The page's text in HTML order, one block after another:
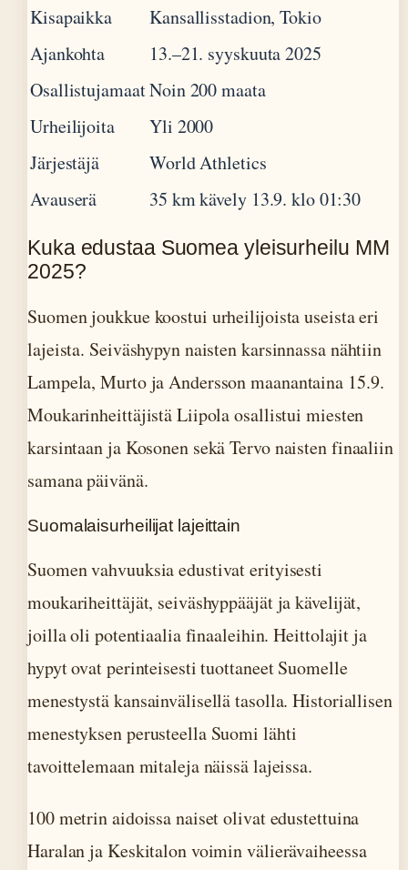
Kisapaikka
Kansallisstadion, Tokio
Ajankohta
13.–21. syyskuuta 2025
OsallistujamaatNoin 200 maata
Urheilijoita
Yli 2000
Järjestäjä
World Athletics
Avauserä
35 km kävely 13.9. klo 01:30
Kuka edustaa Suomea yleisurheilu MM
2025?
Suomen joukkue koostui urheilijoista useista eri
lajeista. Seiväshypyn naisten karsinnassa nähtiin
Lampela, Murto ja Andersson maanantaina 15.9.
Moukarinheittäjistä Liipola osallistui miesten
karsintaan ja Kosonen sekä Tervo naisten finaaliin
samana päivänä.
Suomalaisurheilijat lajeittain
Suomen vahvuuksia edustivat erityisesti
moukariheittäjät, seiväshyppääjät ja kävelijät,
joilla oli potentiaalia finaaleihin. Heittolajit ja
hypyt ovat perinteisesti tuottaneet Suomelle
menestystä kansainvälisellä tasolla. Historiallisen
menestyksen perusteella Suomi lähti
tavoittelemaan mitaleja näissä lajeissa.
100 metrin aidoissa naiset olivat edustettuina
Haralan ja Keskitalon voimin välierävaiheessa